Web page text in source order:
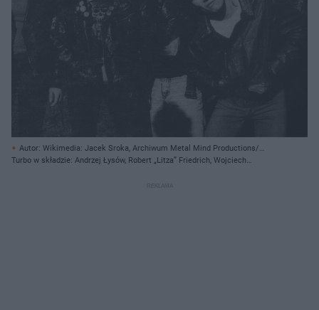
Autor: Wikimedia: Jacek Sroka, Archiwum Metal Mind Productions/
Creative Commons
Turbo w składzie: Andrzej Łysów, Robert „Litza” Friedrich, Wojciech